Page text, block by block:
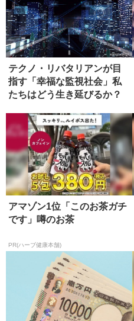
テクノ・リバタリアンが目
指す「幸福な監視社会」私
たちはどう生き延びるか？
アマゾン1位「このお茶ガチ
です」噂のお茶
PR(ハーブ健康本舗)